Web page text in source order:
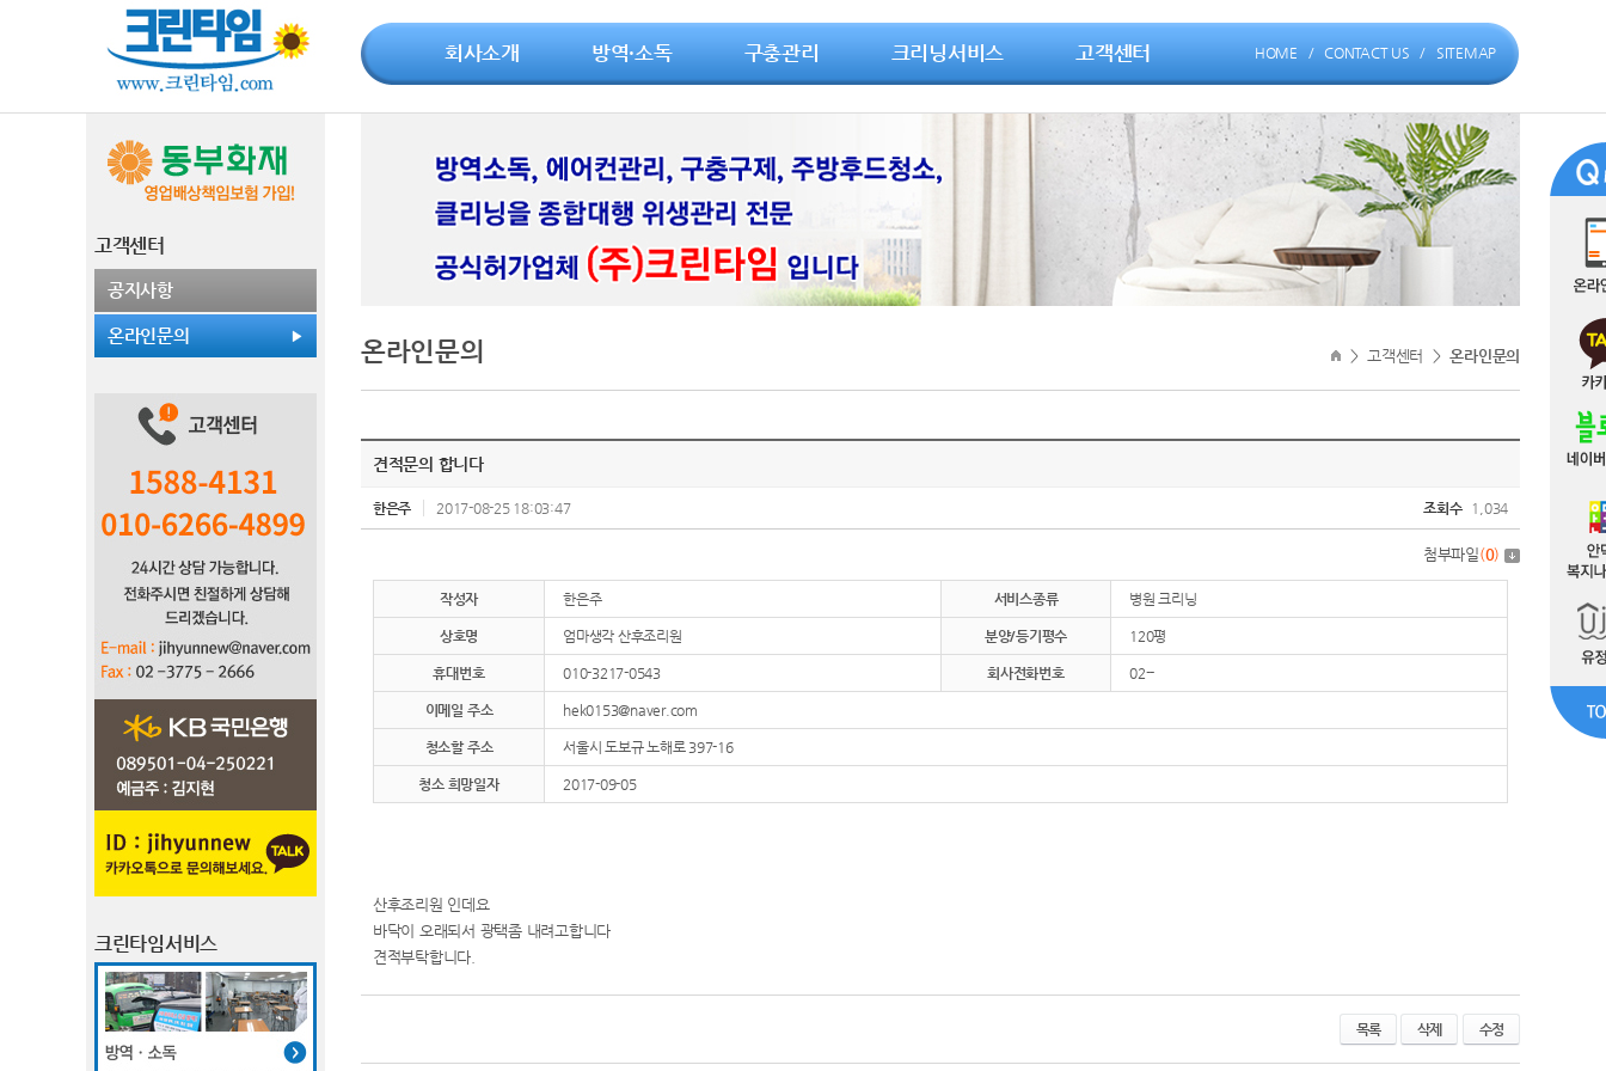
회사소개 방역·소독 구충관리 크리닝서비스 고객센터 HOME / CONTACT US / SITEMAP
고객센터
공지사항
온라인문의
크린타임서비스
온라인문의 > 고객센터 > 온라인문의
견적문의 합니다
한은주 2017-08-25 18:03:47 조회수 1,034
첨부파일(0)
작성자 한은주 서비스종류 병원 크리닝
상호명 엄마생각 산후조리원 분양/등기평수 120평
휴대번호 010-3217-0543 회사전화번호 02--
이메일 주소 hek0153@naver.com
청소할 주소 서울시 도보규 노해로 397-16
청소 희망일자 2017-09-05
산후조리원 인데요
바닥이 오래되서 광택좀 내려고합니다
견적부탁합니다.
목록 삭제 수정